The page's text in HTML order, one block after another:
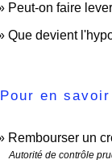
Peut-on faire
Que devient
Pour en
Rembourser un
Autorité de contrôle